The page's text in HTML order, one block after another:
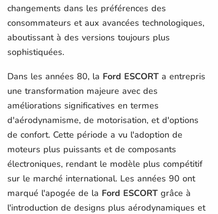
changements dans les préférences des
consommateurs et aux avancées technologiques,
aboutissant à des versions toujours plus
sophistiquées.
Dans les années 80, la Ford ESCORTa entrepris
une transformation majeure avec des
améliorations significatives en termes
d'aérodynamisme, de motorisation, et d'options
de confort. Cette période a vu l'adoption de
moteurs plus puissants et de composants
électroniques, rendant le modèle plus compétitif
sur le marché international. Les années 90 ont
marqué l'apogée de la Ford ESCORTgrâce à
l'introduction de designs plus aérodynamiques et